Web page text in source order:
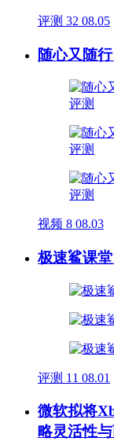
评测 32 08.05
随心又随
视频 8 08.03
极速鲨课
评测 11 08.01
微软拟将
略灵活性